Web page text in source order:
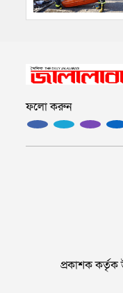
ফলো করুন
প্রকাশক কর্তৃক